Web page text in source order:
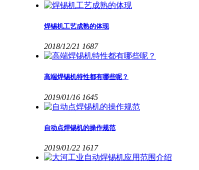
焊锡机工艺成熟的体现
2018/12/21 1687
高端焊锡机特性都有哪些呢？
2019/01/16 1645
自动点焊锡机的操作规范
2019/01/22 1617